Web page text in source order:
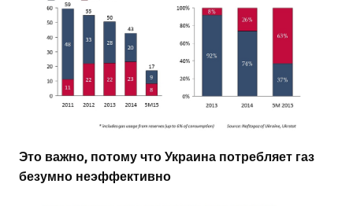
Это важно, потому что Украина потребляет газ
безумно неэффективно